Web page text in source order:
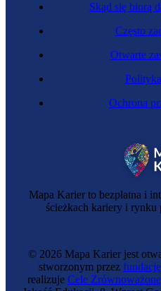
Mapa Karier to bezpłatna i
ścieżkach kariery i rynku
Skąd się biorą
Często
Otwarte
Ochrona
© 2026 Mapa Karier jest
stworzonym przez
realizuje Cele